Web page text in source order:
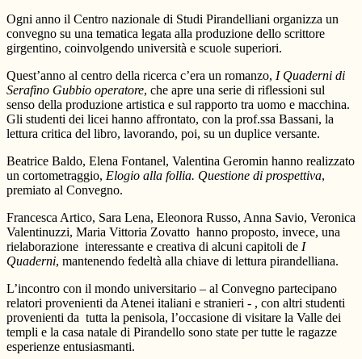
Ogni anno il Centro nazionale di Studi Pirandelliani organizza un
convegno su una tematica legata alla produzione dello scrittore
girgentino, coinvolgendo università e scuole superiori.
Quest’anno al centro della ricerca c’era un romanzo, I Quaderni di
Serafino Gubbio operatore, che apre una serie di riflessioni sul
senso della produzione artistica e sul rapporto tra uomo e macchina.
Gli studenti dei licei hanno affrontato, con la prof.ssa Bassani, la
lettura critica del libro, lavorando, poi, su un duplice versante.
Beatrice Baldo, Elena Fontanel, Valentina Geromin hanno realizzato
un cortometraggio, Elogio alla follia. Questione di prospettiva,
premiato al Convegno.
Francesca Artico, Sara Lena, Eleonora Russo, Anna Savio, Veronica
Valentinuzzi, Maria Vittoria Zovatto hanno proposto, invece, una
rielaborazione interessante e creativa di alcuni capitoli de I
Quaderni, mantenendo fedeltà alla chiave di lettura pirandelliana.
L’incontro con il mondo universitario – al Convegno partecipano
relatori provenienti da Atenei italiani e stranieri - , con altri studenti
provenienti da tutta la penisola, l’occasione di visitare la Valle dei
templi e la casa natale di Pirandello sono state per tutte le ragazze
esperienze entusiasmanti.